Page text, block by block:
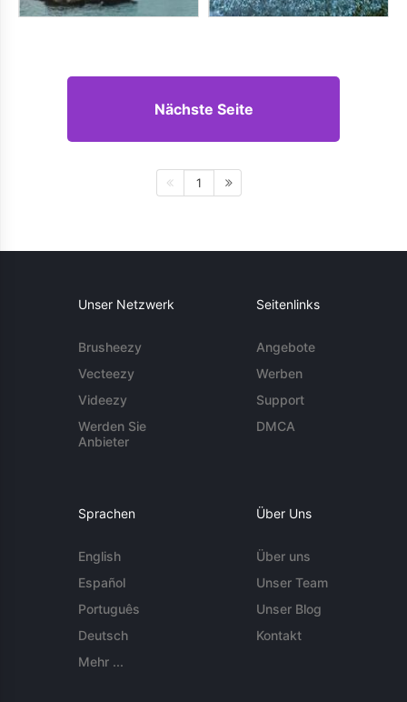
Nächste Seite
1
Unser Netzwerk
Brusheezy
Vecteezy
Videezy
Werden Sie
Anbieter
Seitenlinks
Angebote
Werben
Support
DMCA
Sprachen
English
Español
Português
Deutsch
Mehr ...
Über Uns
Über uns
Unser Team
Unser Blog
Kontakt